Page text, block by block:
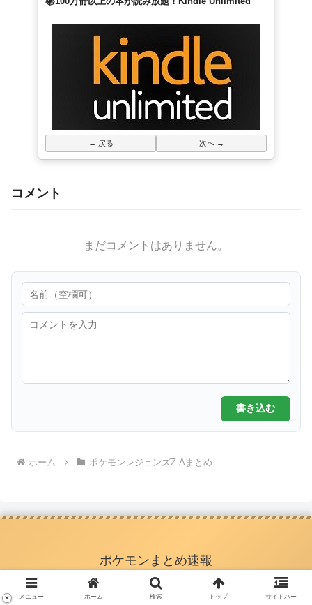
← 戻る 次へ →
コメント
まだコメントはありません。
書き込む
ホーム ポケモンレジェンズZ-Aまとめ
ポケモンまとめ速報
メニュー ホーム 検索 トップ サイドバー
×